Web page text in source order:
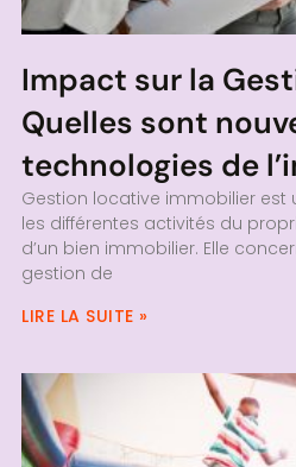
Impact sur la
Quelles sont
technologies de
Gestion locative immobilier
les différentes activités du
d’un bien immobilier. Elle
gestion de
LIRE LA SUITE »